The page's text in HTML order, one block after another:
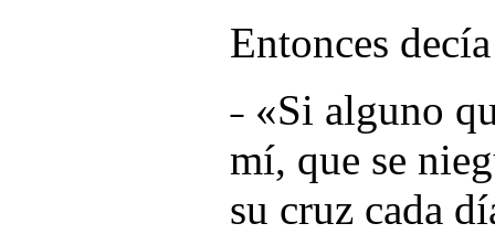
Entonces
˗ «Si alguno
mí, que se
su cruz cada